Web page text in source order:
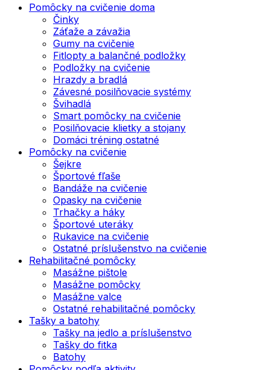
Pomôcky na cvičenie doma
Činky
Záťaže a závažia
Gumy na cvičenie
Fitlopty a balančné podložky
Podložky na cvičenie
Hrazdy a bradlá
Závesné posilňovacie systémy
Švihadlá
Smart pomôcky na cvičenie
Posilňovacie klietky a stojany
Domáci tréning ostatné
Pomôcky na cvičenie
Šejkre
Športové fľaše
Bandáže na cvičenie
Opasky na cvičenie
Trhačky a háky
Športové uteráky
Rukavice na cvičenie
Ostatné príslušenstvo na cvičenie
Rehabilitačné pomôcky
Masážne pištole
Masážne pomôcky
Masážne valce
Ostatné rehabilitačné pomôcky
Tašky a batohy
Tašky na jedlo a príslušenstvo
Tašky do fitka
Batohy